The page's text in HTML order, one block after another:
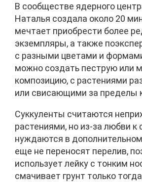
В сообществе ядерного
Наталья создала около 20
мечтает приобрести более
экземпляры, а также
с разными цветами и
можно создать пеструю или
композицию, с растениями
или свисающими за пределы
Суккуленты считаются
растениями, но из-за любви к
нуждаются в
еще не переносят перелив,
использует лейку с тонким
смачивает грунт только